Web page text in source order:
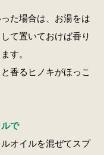
た場合は、お湯をは
て置いておけば香り
す。
香るヒノキがほっこ
で
オイルを混ぜてスプ